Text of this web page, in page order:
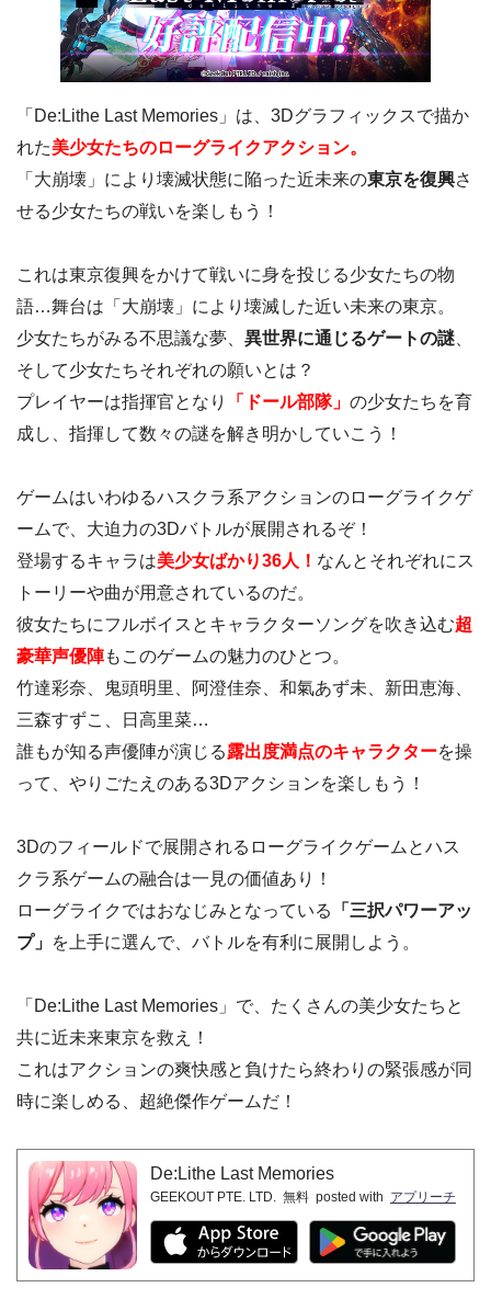
「De:Lithe Last Memories」は、3Dグラフィックスで描か
れた美少女たちのローグライクアクション。
「大崩壊」により壊滅状態に陥った近未来の東京を復興さ
せる少女たちの戦いを楽しもう！
これは東京復興をかけて戦いに身を投じる少女たちの物
語…舞台は「大崩壊」により壊滅した近い未来の東京。
少女たちがみる不思議な夢、 異世界に通じるゲートの謎
そして少女たちそれぞれの願いとは？
プレイヤーは指揮官となり
「ドール部隊」 の少女たちを育
成し、指揮して数々の謎を解き明かしていこう！
ゲームはいわゆるハスクラ系アクションのローグライクゲ
ームで、大迫力の3Dバトルが展開されるぞ！
登場するキャラは美少女ばかり36人！ なんとそれぞれにス
トーリーや曲が用意されているのだ。
彼女たちにフルボイスとキャラクターソングを吹き込む超
豪華声優陣もこのゲームの魅力のひとつ。
竹達彩奈、鬼頭明里、阿澄佳奈、和氣あず未、新田恵海、
三森すずこ、日高里菜…
誰もが知る声優陣が演じる露出度満点のキャラクターを操
って、やりごたえのある3Dアクションを楽しもう！
3Dのフィールドで展開されるローグライクゲームとハス
クラ系ゲームの融合は一見の価値あり！
ローグライクではおなじみとなっている
「三択パワーアッ
プ」 を上手に選んで、バトルを有利に展開しよう。
「De:Lithe Last Memories」で、たくさんの美少女たちと
共に近未来東京を救え！
これはアクションの爽快感と負けたら終わりの緊張感が同
時に楽しめる、超絶傑作ゲームだ！
De:Lithe Last Memories
GEEKOUT PTE. LTD. 無料 posted with アプリーチ